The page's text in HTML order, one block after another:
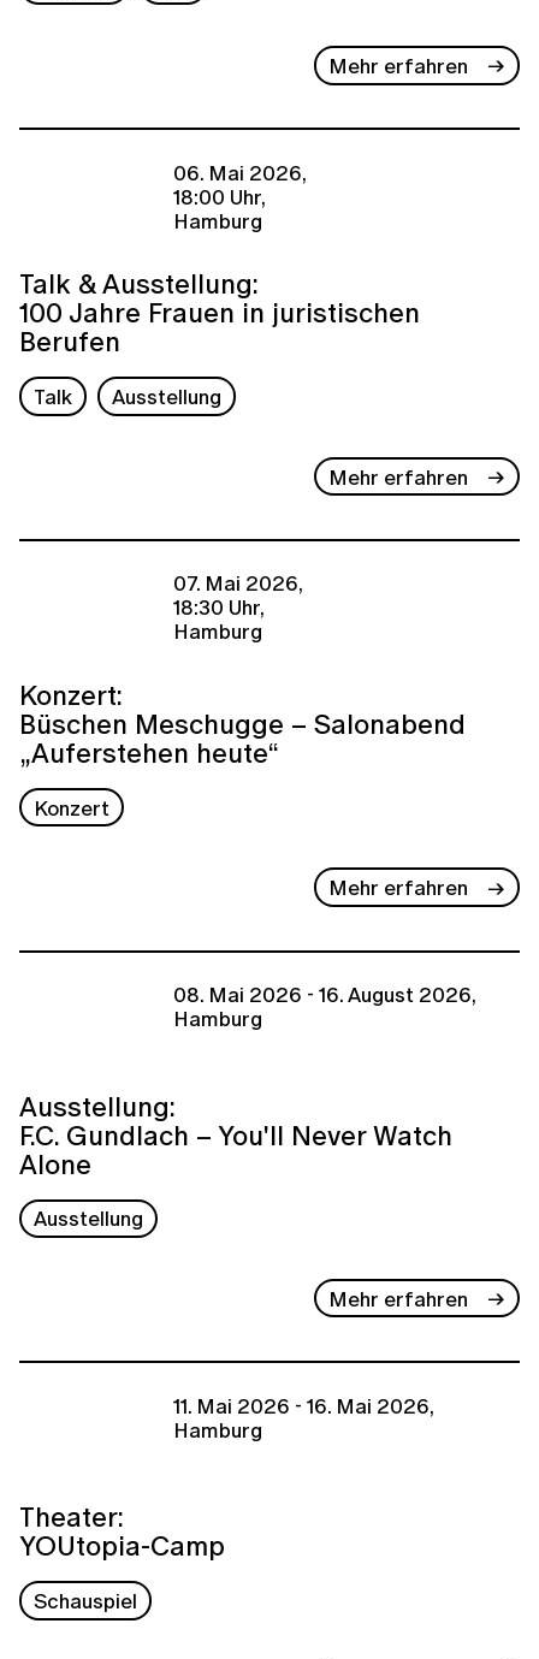
Mehr erfahren
06. Mai 2026,
18:00 Uhr,
Hamburg
Talk & Ausstellung:
100 Jahre Frauen in juristischen
Berufen
Talk Ausstellung
Mehr erfahren
07. Mai 2026,
18:30 Uhr,
Hamburg
Konzert:
Büschen Meschugge – Salonabend
„Auferstehen heute“
Konzert
Mehr erfahren
08. Mai 2026 - 16. August 2026,
Hamburg
Ausstellung:
F.C. Gundlach – You'll Never Watch
Alone
Ausstellung
Mehr erfahren
11. Mai 2026 - 16. Mai 2026,
Hamburg
Theater:
YOUtopia-Camp
Schauspiel